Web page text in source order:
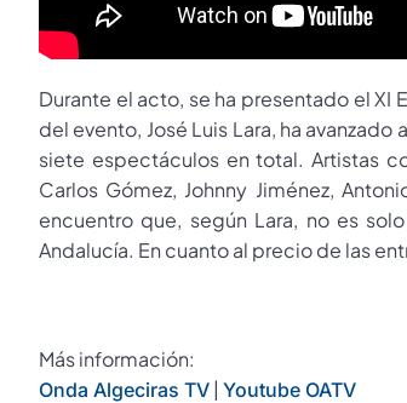
Durante el acto, se ha presentado el XI
del evento, José Luis Lara, ha
siete espectáculos en total. Artistas
Carlos Gómez, Johnny Jiménez,
encuentro que, según Lara, no es
Andalucía. En cuanto al precio de las
Más información:
Onda Algeciras TV | Youtube OATV